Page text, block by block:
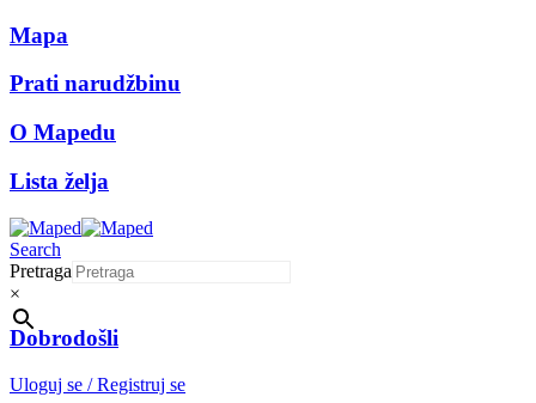
Mapa
Prati narudžbinu
O Mapedu
Lista želja
Search
Pretraga
×
Dobrodošli
Uloguj se / Registruj se